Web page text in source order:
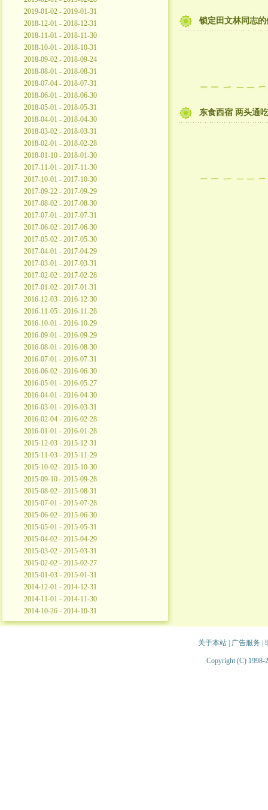
2019-01-02 - 2019-01-31
2018-12-01 - 2018-12-31
2018-11-01 - 2018-11-30
2018-10-01 - 2018-10-31
2018-09-02 - 2018-09-24
2018-08-01 - 2018-08-31
2018-07-04 - 2018-07-31
2018-06-01 - 2018-06-30
2018-05-01 - 2018-05-31
2018-04-01 - 2018-04-30
2018-03-02 - 2018-03-31
2018-02-01 - 2018-02-28
2018-01-10 - 2018-01-30
2017-11-01 - 2017-11-30
2017-10-01 - 2017-10-30
2017-09-22 - 2017-09-29
2017-08-02 - 2017-08-30
2017-07-01 - 2017-07-31
2017-06-02 - 2017-06-30
2017-05-02 - 2017-05-30
2017-04-01 - 2017-04-29
2017-03-01 - 2017-03-31
2017-02-02 - 2017-02-28
2017-01-02 - 2017-01-31
2016-12-03 - 2016-12-30
2016-11-05 - 2016-11-28
2016-10-01 - 2016-10-29
2016-09-01 - 2016-09-29
2016-08-01 - 2016-08-30
2016-07-01 - 2016-07-31
2016-06-02 - 2016-06-30
2016-05-01 - 2016-05-27
2016-04-01 - 2016-04-30
2016-03-01 - 2016-03-31
2016-02-04 - 2016-02-28
2016-01-01 - 2016-01-28
2015-12-03 - 2015-12-31
2015-11-03 - 2015-11-29
2015-10-02 - 2015-10-30
2015-09-10 - 2015-09-28
2015-08-02 - 2015-08-31
2015-07-01 - 2015-07-28
2015-06-02 - 2015-06-30
2015-05-01 - 2015-05-31
2015-04-02 - 2015-04-29
2015-03-02 - 2015-03-31
2015-02-02 - 2015-02-27
2015-01-03 - 2015-01-31
2014-12-01 - 2014-12-31
2014-11-01 - 2014-11-30
2014-10-26 - 2014-10-31
锁定田文林同志
东食西宿 两头通
关于本站| 广告服务
Copyright (C) 1998-